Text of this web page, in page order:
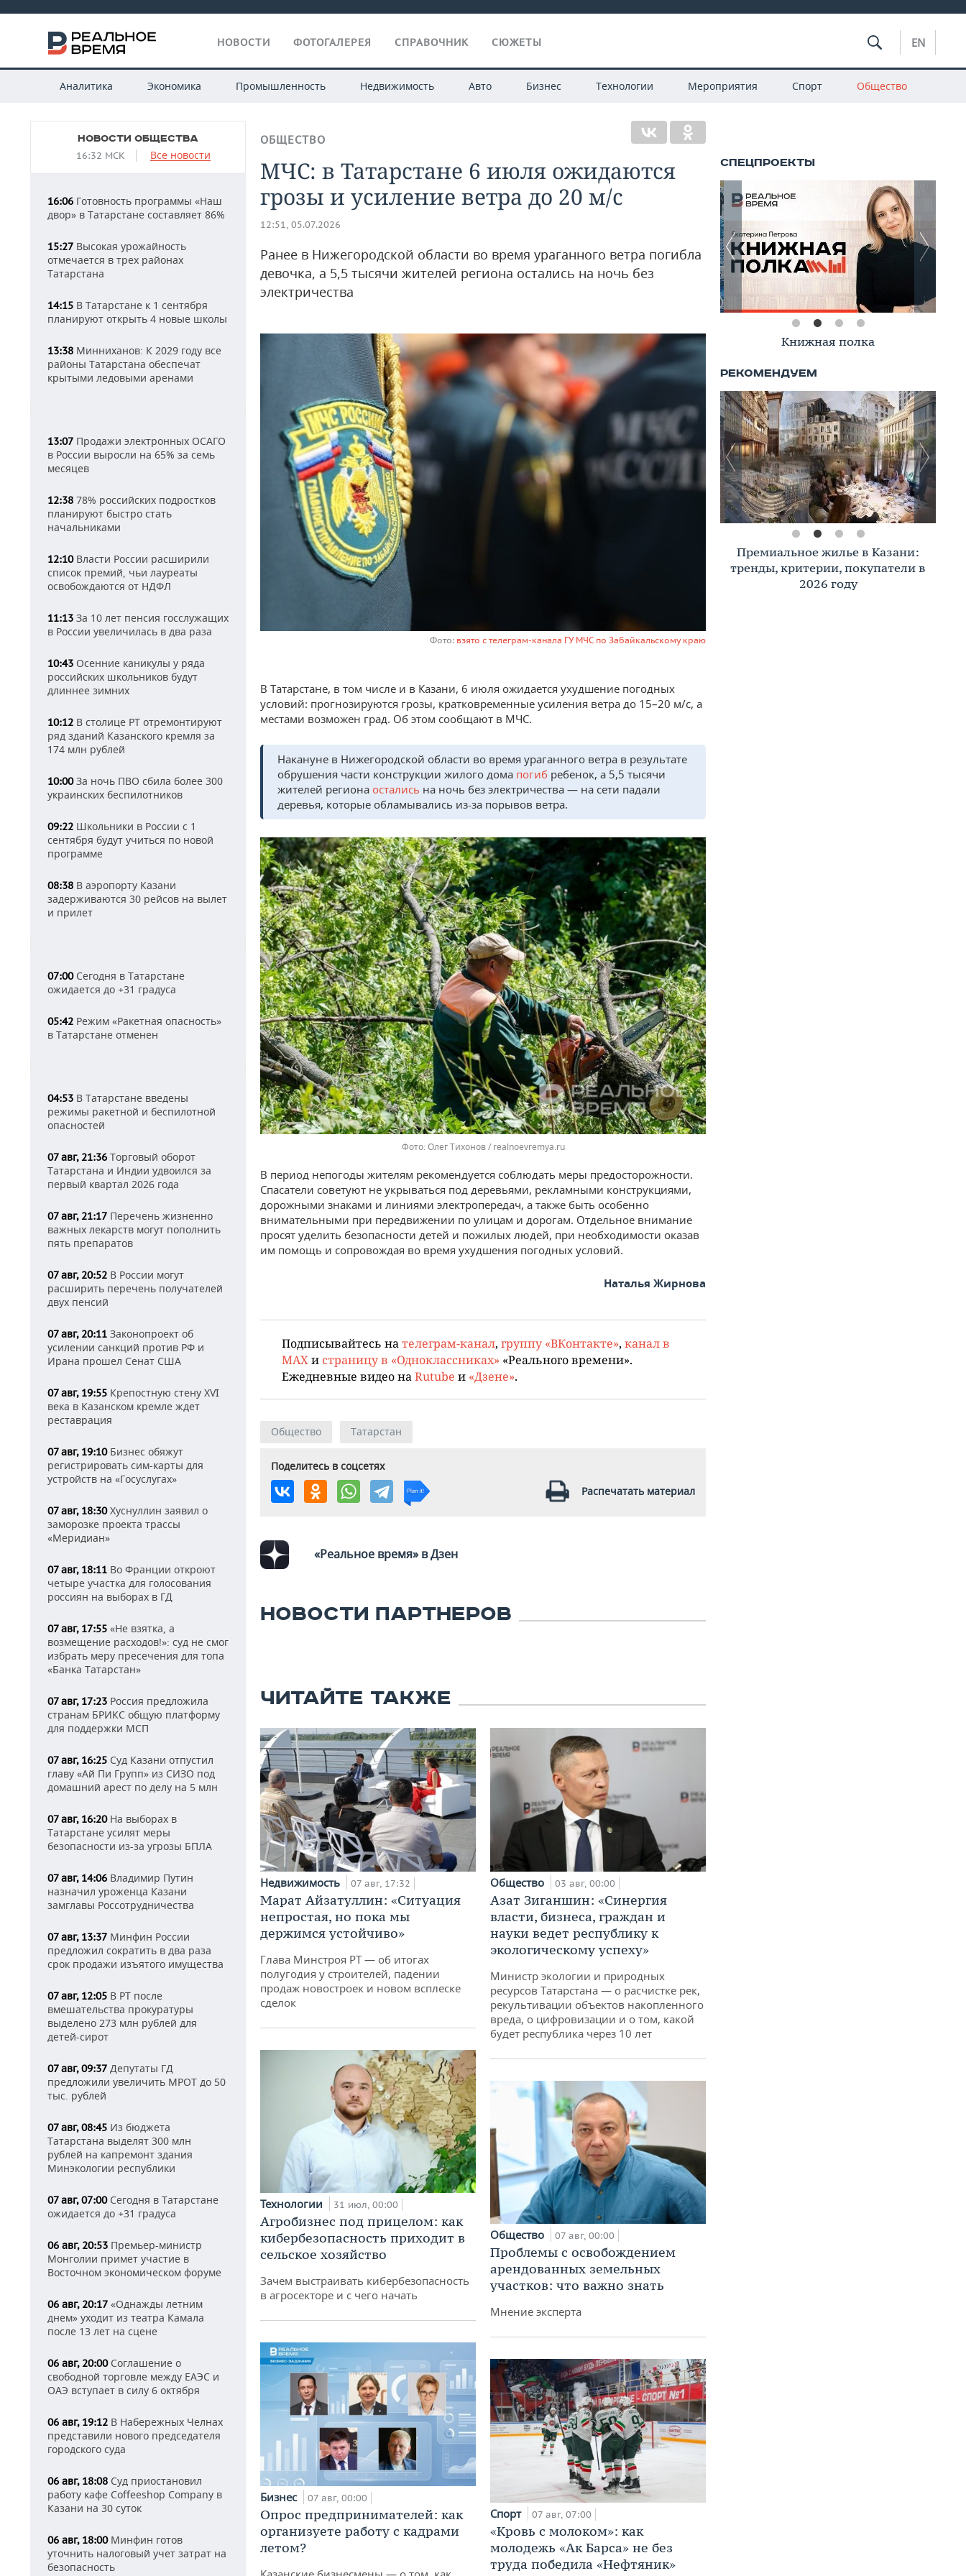
НОВОСТИ ФОТОГАЛЕРЕЯ СПРАВОЧНИК СЮЖЕТЫ EN
Аналитика Экономика Промышленность Недвижимость Авто Бизнес Технологии Мероприятия Спорт Общество
НОВОСТИ ОБЩЕСТВА
16:32 МСК Все новости
16:06 Готовность программы «Наш
двор» в Татарстане составляет 86%
15:27 Высокая урожайность
отмечается в трех районах
Татарстана
14:15 В Татарстане к 1 сентября
планируют открыть 4 новые школы
13:38 Минниханов: К 2029 году все
районы Татарстана обеспечат
крытыми ледовыми аренами
13:07 Продажи электронных ОСАГО
в России выросли на 65% за семь
месяцев
12:38 78% российских подростков
планируют быстро стать
начальниками
12:10Власти России расширили
список премий, чьи лауреаты
освобождаются от НДФЛ
11:13 За 10 лет пенсия госслужащих
в России увеличилась в два раза
10:43 Осенние каникулы у ряда
российских школьников будут
длиннее зимних
10:12 В столице РТ отремонтируют
ряд зданий Казанского кремля за
174 млн рублей
10:00За ночь ПВО сбила более 300
украинских беспилотников
09:22 Школьники в России с 1
сентября будут учиться по новой
программе
08:38 В аэропорту Казани
задерживаются 30 рейсов на вылет
и прилет
07:00Сегодня в Татарстане
ожидается до +31 градуса
05:42 Режим «Ракетная опасность»
в Татарстане отменен
04:53 В Татарстане введены
режимы ракетной и беспилотной
опасностей
07 авг, 21:36 Торговый оборот
Татарстана и Индии удвоился за
первый квартал 2026 года
07 авг, 21:17 Перечень жизненно
важных лекарств могут пополнить
пять препаратов
07 авг, 20:52 В России могут
расширить перечень получателей
двух пенсий
07 авг, 20:11 Законопроект об
усилении санкций против РФ и
Ирана прошел Сенат США
07 авг, 19:55 Крепостную стену XVI
века в Казанском кремле ждет
реставрация
07 авг, 19:10Бизнес обяжут
регистрировать сим-карты для
устройств на «Госуслугах»
07 авг, 18:30Хуснуллин заявил о
заморозке проекта трассы
«Меридиан»
07 авг, 18:11 Во Франции откроют
четыре участка для голосования
россиян на выборах в ГД
07 авг, 17:55 «Не взятка, а
возмещение расходов!»: суд не смог
избрать меру пресечения для топа
«Банка Татарстан»
07 авг, 17:23 Россия предложила
странам БРИКС общую платформу
для поддержки МСП
07 авг, 16:25 Суд Казани отпустил
главу «Ай Пи Групп» из СИЗО под
домашний арест по делу на 5 млн
07 авг, 16:20На выборах в
Татарстане усилят меры
безопасности из-за угрозы БПЛА
07 авг, 14:06 Владимир Путин
назначил уроженца Казани
замглавы Россотрудничества
07 авг, 13:37 Минфин России
предложил сократить в два раза
срок продажи изъятого имущества
07 авг, 12:05 В РТ после
вмешательства прокуратуры
выделено 273 млн рублей для
детей-сирот
07 авг, 09:37 Депутаты ГД
предложили увеличить МРОТ до 50
тыс. рублей
07 авг, 08:45 Из бюджета
Татарстана выделят 300 млн
рублей на капремонт здания
Минэкологии республики
07 авг, 07:00Сегодня в Татарстане
ожидается до +31 градуса
06 авг, 20:53 Премьер-министр
Монголии примет участие в
Восточном экономическом форуме
06 авг, 20:17 «Однажды летним
днем» уходит из театра Камала
после 13 лет на сцене
06 авг, 20:00Соглашение о
свободной торговле между ЕАЭС и
ОАЭ вступает в силу 6 октября
06 авг, 19:12 В Набережных Челнах
представили нового председателя
городского суда
06 авг, 18:08 Суд приостановил
работу кафе Coffeeshop Company в
Казани на 30 суток
06 авг, 18:00Минфин готов
уточнить налоговый учет затрат на
безопасность
ОБЩЕСТВО
МЧС: в Татарстане 6 июля ожидаются
грозы и усиление ветра до 20 м/с
12:51, 05.07.2026
Ранее в Нижегородской области во время ураганного ветра погибла
девочка, а 5,5 тысячи жителей региона остались на ночь без
электричества
Фото: взято с телеграм-канала ГУ МЧС по Забайкальскому краю
В Татарстане, в том числе и в Казани, 6 июля ожидается ухудшение погодных
условий: прогнозируются грозы, кратковременные усиления ветра до 15–20 м/с, а
местами возможен град. Об этом сообщают в МЧС.
Накануне в Нижегородской области во время ураганного ветра в результате
обрушения части конструкции жилого дома погиб ребенок, а 5,5 тысячи
жителей региона остались на ночь без электричества — на сети падали
деревья, которые обламывались из-за порывов ветра.
Олег Тихонов / realnoevremya.ru
В период непогоды жителям рекомендуется соблюдать меры предосторожности.
Спасатели советуют не укрываться под деревьями, рекламными конструкциями,
дорожными знаками и линиями электропередач, а также быть особенно
внимательными при передвижении по улицам и дорогам. Отдельное внимание
просят уделить безопасности детей и пожилых людей, при необходимости оказав
им помощь и сопровождая во время ухудшения погодных условий.
Наталья Жирнова
Подписывайтесь на телеграм-канал, группу «ВКонтакте», канал в
MAX и страницу в «Одноклассниках» «Реального времени».
Ежедневные видео на Rutube и «Дзене».
Общество Татарстан
Поделитесь в соцсетях
Распечатать материал
«Реальное время» в Дзен
НОВОСТИ ПАРТНЕРОВ
ЧИТАЙТЕ ТАКЖЕ
Недвижимость 07 авг, 17:32
Марат Айзатуллин: «Ситуация
непростая, но пока мы
держимся устойчиво»
Глава Минстроя РТ — об итогах
полугодия у строителей, падении
продаж новостроек и новом всплеске
сделок
Технологии 31 июл, 00:00
Агробизнес под прицелом: как
кибербезопасность приходит в
сельское хозяйство
Зачем выстраивать кибербезопасность
в агросекторе и с чего начать
Бизнес 07 авг, 00:00
Опрос предпринимателей: как
организуете работу с кадрами
летом?
Общество 03 авг, 00:00
Азат Зиганшин: «Синергия
власти, бизнеса, граждан и
науки ведет республику к
экологическому успеху»
Министр экологии и природных
ресурсов Татарстана — о расчистке рек,
рекультивации объектов накопленного
вреда, о цифровизации и о том, какой
будет республика через 10 лет
Общество 07 авг, 00:00
Проблемы с освобождением
арендованных земельных
участков: что важно знать
Мнение эксперта
Спорт 07 авг, 07:00
«Кровь с молоком»: как
молодежь «Ак Барса» не без
труда победила «Нефтяник»
Книжная полка
Премиальное жилье в Казани:
тренды, критерии, покупатели в
2026 году